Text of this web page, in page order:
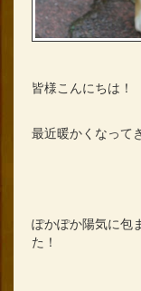
皆様こんにちは！
最近暖かくなって
ぽかぽか陽気に包
た！